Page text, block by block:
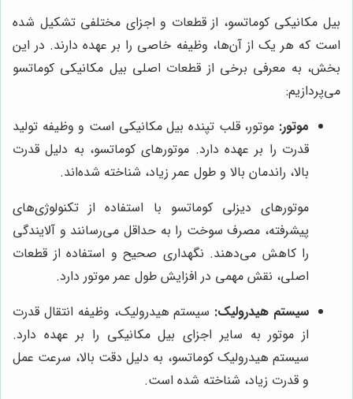
بیل مکانیکی کوماتسو، از قطعات و اجزای مختلفی تشکیل شده
است که هر یک از آن‌ها، وظیفه خاصی را بر عهده دارند. در این
بخش، به معرفی برخی از قطعات اصلی بیل مکانیکی کوماتسو
می‌پردازیم:
موتور: موتور، قلب تپنده بیل مکانیکی است و وظیفه تولید
قدرت را بر عهده دارد. موتورهای کوماتسو، به دلیل قدرت
بالا، راندمان بالا و طول عمر زیاد، شناخته شده‌اند.
موتورهای دیزلی کوماتسو با استفاده از تکنولوژی‌های
پیشرفته، مصرف سوخت را به حداقل می‌رسانند و آلایندگی
را کاهش می‌دهند. نگهداری صحیح و استفاده از قطعات
اصلی، نقش مهمی در افزایش طول عمر موتور دارد.
سیستم هیدرولیک: سیستم هیدرولیک، وظیفه انتقال قدرت
از موتور به سایر اجزای بیل مکانیکی را بر عهده دارد.
سیستم هیدرولیک کوماتسو، به دلیل دقت بالا، سرعت عمل
و قدرت زیاد، شناخته شده است.